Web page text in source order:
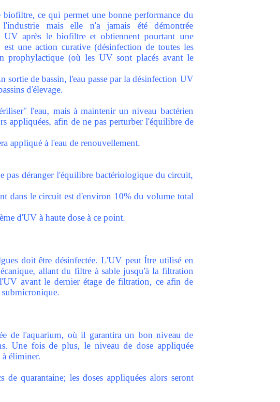
ce qui permet une bonne performance du
mais elle n'a jamais été démontrée
UV après le biofiltre et obtiennent pourtant une
une action curative (désinfection de toutes les
prophylactique (où les UV sont placés avant le
sortie de bassin, l'eau passe par la désinfection UV
d'élevage.
l'eau, mais à maintenir un niveau bactérien
appliquées, afin de ne pas perturber l'équilibre de
appliqué à l'eau de renouvellement.
pas déranger l'équilibre bactériologique du circuit,
dans le circuit est d'environ 10% du volume total
d'UV à haute dose à ce point.
doit être désinfectée. L'UV peut Ítre utilisé en
allant du filtre à sable jusqu'à la filtration
avant le dernier étage de filtration, ce afin de
submicronique.
de l'aquarium, où il garantira un bon niveau de
Une fois de plus, le niveau de dose appliquée
à éliminer.
quarantaine; les doses appliquées alors seront